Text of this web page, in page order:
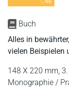
Buch
Alles in
vielen Beispielen
148 X 220 mm,
Monographie /